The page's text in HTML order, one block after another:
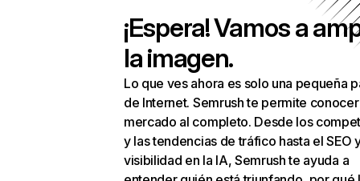
¡Espera! Vamos a
la imagen.
Lo que ves ahora es solo una pequeña
de Internet. Semrush te permite
mercado al completo. Desde los
y las tendencias de tráfico hasta el SEO
visibilidad en la IA, Semrush te ayuda a